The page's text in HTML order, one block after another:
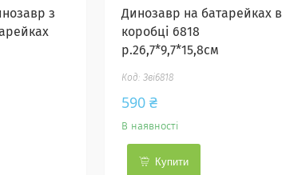
з
Динозавр на батарейках в
коробці 6818
р.26,7*9,7*15,8см
Зві6818
590 ₴
В наявності
Купити